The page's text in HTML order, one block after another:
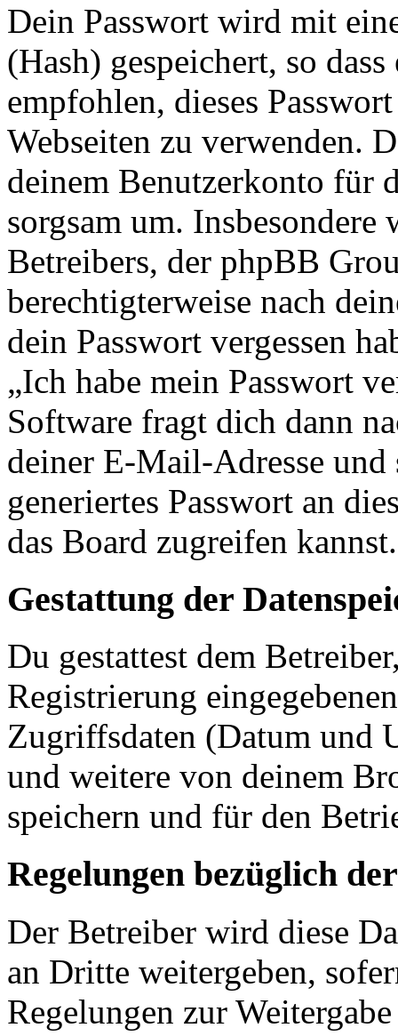
Dein Passwort wird mit
(Hash) gespeichert, so
empfohlen, dieses
Webseiten zu verwenden.
deinem Benutzerkonto für
sorgsam um.
Betreibers, der phpBB
berechtigterweise nach
dein Passwort vergessen
„Ich habe mein Passwort
Software fragt dich dann
deiner E-Mail-Adresse und
generiertes Passwort an
das Board zugreifen kannst.
Gestattung der
Du gestattest dem
Registrierung
Zugriffsdaten (Datum und
und weitere von deinem
speichern und für den
Regelungen bezüglich
Der Betreiber wird diese
an Dritte weitergeben,
Regelungen zur